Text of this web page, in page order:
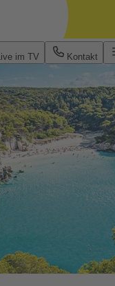
Live im TV Kontakt